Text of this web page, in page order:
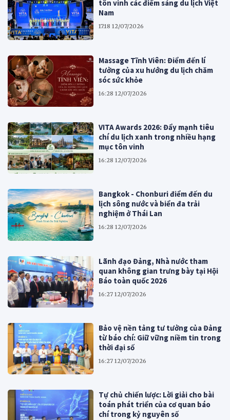
tôn vinh các điểm sáng du lịch Việt
Nam
17:18 12/07/2026
Massage Tĩnh Viên: Điểm đến lí
tưởng của xu hướng du lịch chăm
sóc sức khỏe
16:28 12/07/2026
VITA Awards 2026: Đẩy mạnh tiêu
chí du lịch xanh trong nhiều hạng
mục tôn vinh
16:28 12/07/2026
Bangkok - Chonburi điểm đến du
lịch sông nước và biển đa trải
nghiệm ở Thái Lan
16:28 12/07/2026
Lãnh đạo Đảng, Nhà nước tham
quan không gian trưng bày tại Hội
Báo toàn quốc 2026
16:27 12/07/2026
Bảo vệ nền tảng tư tưởng của Đảng
từ báo chí: Giữ vững niềm tin trong
thời đại số
16:27 12/07/2026
Tự chủ chiến lược: Lời giải cho bài
toán phát triển của cơ quan báo
chí trong kỷ nguyên số